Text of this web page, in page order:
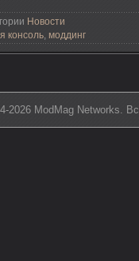
Новости
консоль, моддинг
2026 ModMag Networks.